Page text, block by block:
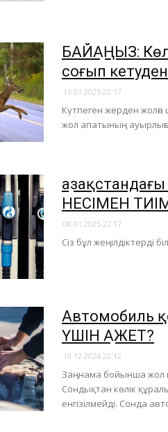
БАЙҚАҢЫЗ:
соғып
15.01.2025 22:17
Күтпеген жерден
жол апатының
НЕСІМЕН
08.01.2025 22:17
Сіз бұл жеңілдіктерді
Автомобиль
ҮШІН ҚАЖЕТ?
19.12.2024 22:12
Заңнама бойынша жол
Сондықтан көлік
енгізілмейді. Сонда